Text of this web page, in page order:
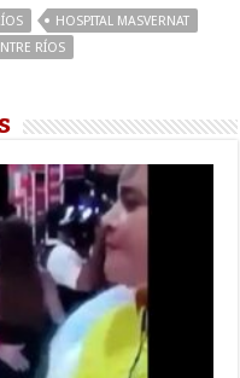
HOSPITAL MASVERNAT
RÍOS